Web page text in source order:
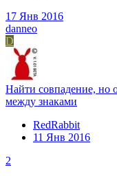
17 Янв 2016
danneo
D
Найти совпадение, но
между знаками
RedRabbit
11 Янв 2016
2